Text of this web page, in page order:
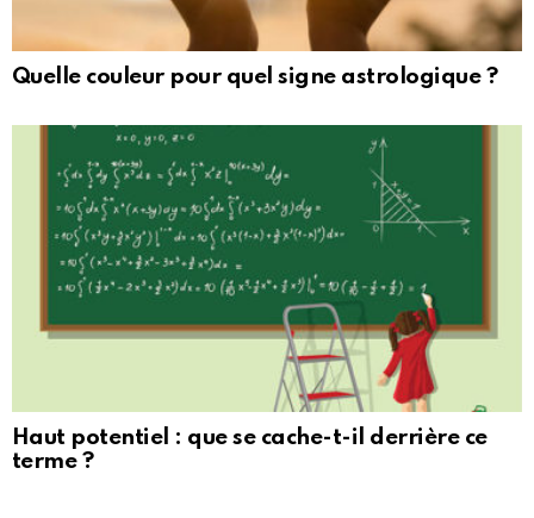
Quelle couleur pour quel signe astrologique ?
Haut potentiel : que se cache-t-il derrière ce
terme ?